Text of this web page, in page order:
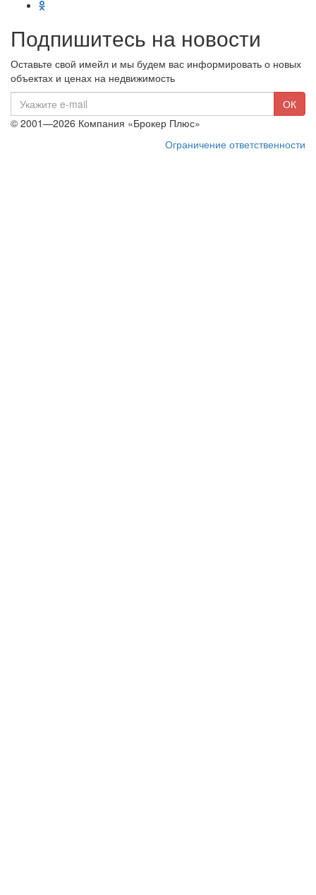
Подпишитесь на новости
Оставьте свой имейл и мы будем вас информировать о новых
объектах и ценах на недвижимость
mail
ОК
© 2001—2026 Компания «Брокер Плюс»
Ограничение ответственности